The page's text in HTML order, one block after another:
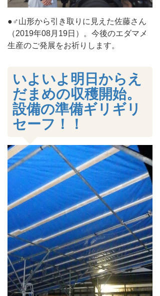
●♂山形から引き取りに見えた佐藤さん
（2019年08月19日）。今後のエダマメ
生産のご発展をお祈りします。
いよいよ明日からえ
だまめの収穫開始。
設備の準備ギリギリ
セーフ！！